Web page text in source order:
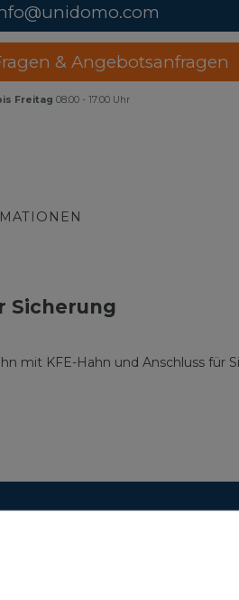
& Angebotsanfragen
Freitag 08:00 - 17:00 Uhr
Sicherung
mit KFE-Hahn und Anschluss für